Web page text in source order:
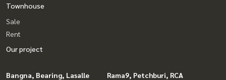
Townhouse
Sale
Rent
Our project
Bangna, Bearing, Lasalle
Rama9, Petchburi, RCA